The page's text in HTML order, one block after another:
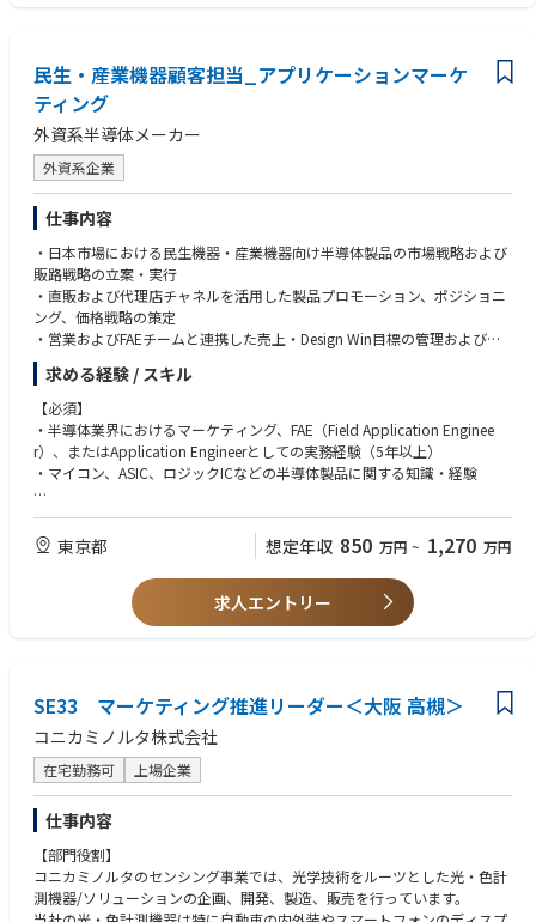
単なる資料作成ではなく、市場の声をもとに製品の見せ方や使われ方を設
計し、顧客現場やパートナーと連携しながら、実際に売れる形・使われる
形として事業に反映していける点が魅力です。
◆業界動向と自社事業の特徴
製造業や物流業を中心に、省人化・自動化ニーズの高まりを背景に、工場
や倉庫内の自動化が加速しています。AMRやCobotは、レイアウト変更や
工程変更に柔軟に対応できる手段として導入が拡大しています。
オムロンは、センサ・制御・安全といったオートメーション分野の強みと
ロボットを組み合わせ、製品単体にとどまらずシステム全体を含めた提案
で、日本市場での事業展開を進めています。
◆部・チームの業務概要
ロボット営業推進部は、日本市場におけるロボット商品のプロダクトマー
ケティングと市場展開を担う部門です。営業・サービス・開発・グローバ
ルチームと連携しながら、製品の価値訴求や提案の方向性を設計し、市場
に届ける役割を担っています。
また、市場や現場の声を整理し、新商品や機能改善に向けたインプットと
して開発側へフィードバックすることも重要なミッションです。
◆配属先の課・チームの人数や雰囲気
配属先は部長を含めて計6名のチームで、AMRおよびCobot・産業用ロボ
ットを担当しています。少人数のため日常的に情報共有や相談をしなが
ら、互いにカバーし合って業務を進めています。
営業や社内部門、米国チームとも日常的に連携しながら仕事を進める、実
務志向でオープンな雰囲気のチームです。
顧客要望をそのまま受けるのではなく、事業として成立する用途・適用条
件・対応範囲を整理し、関係者と合意形成できるコミュニケーション力
◆歓迎条件
海外メーカー／海外拠点との業務経験
設計・開発、アプリケーションエンジニアリングなど技術寄りの実務経験
プロダクトマーケティング、販促企画、事業企画、市場開拓などの経験
新製品立ち上げ、仕様策定、市場展開のいずれかに関わった経験
◆歓迎する人物像
ロボット商品や技術に関心を持ち、製品と市場の両方を意識して仕事を進
めたい方
現場や市場の声をもとに、「どう伝えるか」「どう使われるか」を考え、
形にすることにやりがいを感じる方
関係者とコミュニケーションを取りながら、前向きに物事を進められる方
民生・産業機器顧客担当_アプリケーションマーケ
ティング
外資系半導体メーカー
外資系企業
仕事内容
・日本市場における民生機器・産業機器向け半導体製品の市場戦略および
販路戦略の立案・実行
・直販および代理店チャネルを活用した製品プロモーション、ポジショニ
ング、価格戦略の策定
・営業およびFAEチームと連携した売上・Design Win目標の管理および達
成
・顧客要求や市場動向を分析し、新製品のポジショニング、価格設定、ロ
ードマップ策定に関する提案を開発部門へフィードバック
・国内外のマーケティングチーム、代理店およびパートナー企業との協業
による案件発掘とビジネス拡大
・トレードショー、ウェビナー、SNS、技術セミナーなどを活用した新製
品・新技術の市場プロモーション活動
外折衝
・ロボティクス市場向けマーケティング戦略の立案およびビジネス開拓
求める経験 / スキル
【必須】
・半導体業界におけるマーケティング、FAE（Field Application Enginee
r）、またはApplication Engineerとしての実務経験（5年以上）
・マイコン、ASIC、ロジックICなどの半導体製品に関する知識・経験
■以下いずれかの分野に関する知識またはマーケティング経験
・モーター制御ソリューション / 産業機器向けシステム / コンシューマ
機器向けシステム / パワー半導体 / センサー製品 /コネクティビティ・通
信製品 /スマート家電
・HM（Human Machine Interface）/ Edge IoT
・論理的思考力および問題解決能力
・チームワークを重視し、自律的に業務を推進できる方
・英語力
東京都 想定年収 850 万円 ~ 1,270 万円
求人エントリー
SE33 マーケティング推進リーダー＜大阪 高槻＞
コニカミノルタ株式会社
在宅勤務可 上場企業
仕事内容
【部門役割】
コニカミノルタのセンシング事業では、光学技術をルーツとした光・色計
測機器/ソリューションの企画、開発、製造、販売を行っています。